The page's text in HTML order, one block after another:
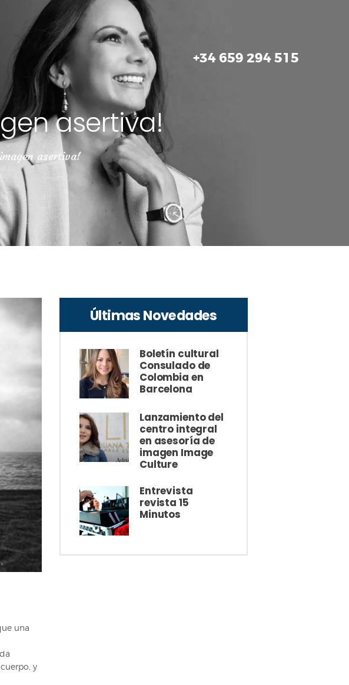
+34 659 294 515
asertiva!
asertiva!
una
y
Últimas Novedades
Boletín cultural
Consulado de
Colombia en
Barcelona
Lanzamiento del
centro integral
en asesoría de
imagen Image
Culture
Entrevista
revista 15
Minutos